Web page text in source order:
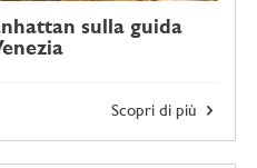
sulla guida
Scopri di più